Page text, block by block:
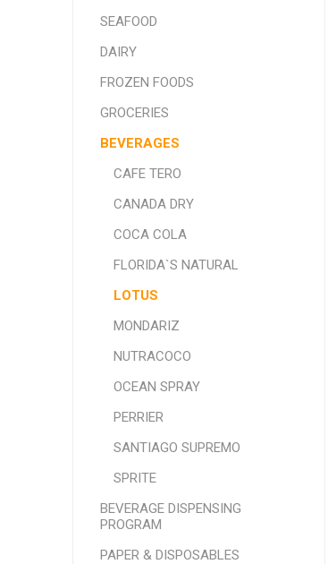
SEAFOOD
DAIRY
FROZEN FOODS
GROCERIES
BEVERAGES
CAFE TERO
CANADA DRY
COCA COLA
FLORIDA`S NATURAL
LOTUS
MONDARIZ
NUTRACOCO
OCEAN SPRAY
PERRIER
SANTIAGO SUPREMO
SPRITE
BEVERAGE DISPENSING
PROGRAM
PAPER & DISPOSABLES